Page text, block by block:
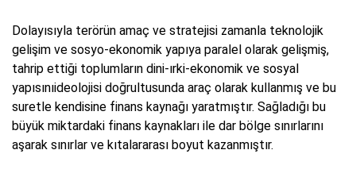
Dolayısıyla terörün amaç ve stratejisi zamanla teknolojik
gelişim ve sosyo-ekonomik yapıya paralel olarak gelişmiş,
tahrip ettiği toplumların dini-ırki-ekonomik ve sosyal
yapısınıideolojisi doğrultusunda araç olarak kullanmış ve bu
suretle kendisine finans kaynağı yaratmıştır. Sağladığı bu
büyük miktardaki finans kaynakları ile dar bölge sınırlarını
aşarak sınırlar ve kıtalararası boyut kazanmıştır.